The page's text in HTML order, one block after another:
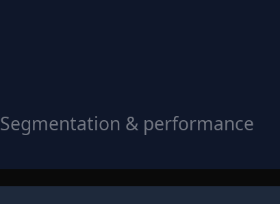
Segmentation & performance